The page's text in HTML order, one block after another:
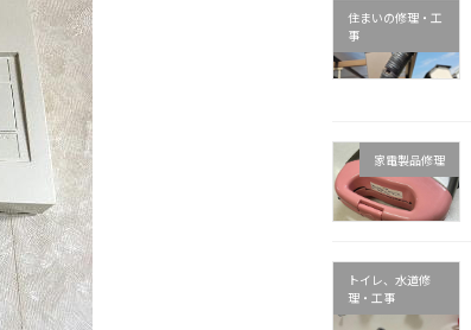
住まいの修理・工
事
家電製品修理
トイレ、水道修
理・工事